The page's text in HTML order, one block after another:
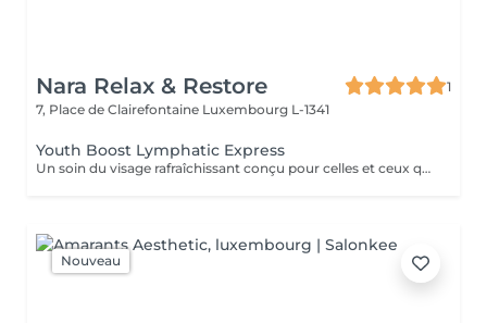
Nara Relax & Restore
1
7, Place de Clairefontaine Luxembourg L-1341
Youth Boost Lymphatic Express
Un soin du visage rafraîchissant conçu pour celles et ceux qui souhaitent obtenir des résultats visibles en peu de temps. Nettoyage, exfoliation et soins ciblés contribuent à révéler un teint frais, lumineux et revitalisé. Un drainage lymphatique du visage peut être intégré sur demande.
Nouveau